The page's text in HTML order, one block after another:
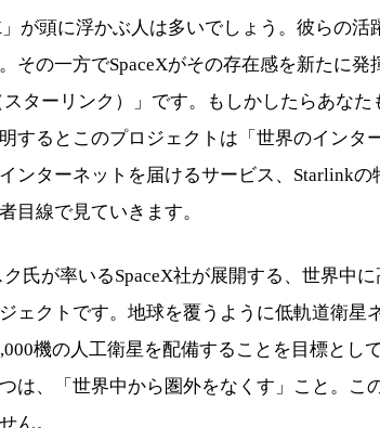
が頭に浮かぶ人は多いでしょう。彼らの
その一方でSpaceXがその存在感を新たに
ターリンク）」です。もしかしたらあな
するとこのプロジェクトは「世界のインタ
ンターネットを届けるサービス、Starlink
目線で見ていきます。
氏が率いるSpaceX社が展開する、世界中
ェクトです。地球を覆うように低軌道衛星
機の人工衛星を配備することを目標とし
は、「世界中から圏外をなくす」こと。こ
ん。